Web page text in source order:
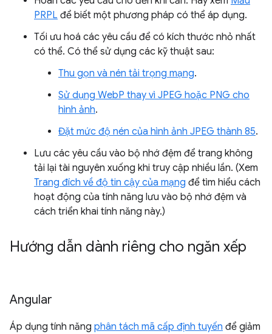
PRPL để biết một phương pháp có thể áp dụng.
Tối ưu hoá các yêu cầu để có kích thước nhỏ nhất
có thể. Có thể sử dụng các kỹ thuật sau:
Thu gọn và nén tải trọng mạng.
Sử dụng WebP thay vì JPEG hoặc PNG cho
hình ảnh.
Đặt mức độ nén của hình ảnh JPEG thành 85.
Lưu các yêu cầu vào bộ nhớ đệm để trang không
tải lại tài nguyên xuống khi truy cập nhiều lần. (Xem
Trang đích về độ tin cậy của mạng để tìm hiểu cách
hoạt động của tính năng lưu vào bộ nhớ đệm và
cách triển khai tính năng này.)
Hướng dẫn dành riêng cho ngăn xếp
Angular
Áp dụng tính năng phân tách mã cấp định tuyến để giảm